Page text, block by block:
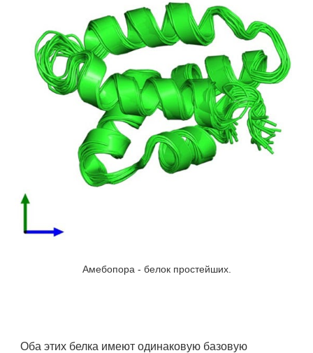
Амебопора - белок простейших.
Оба этих белка имеют одинаковую базовую